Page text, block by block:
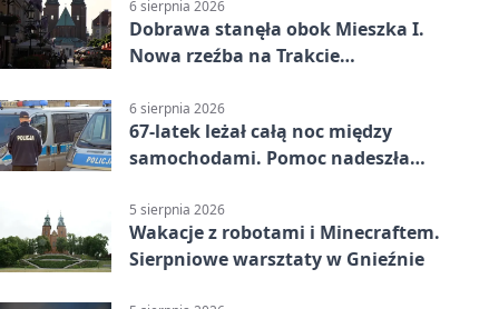
6 sierpnia 2026
Dobrawa stanęła obok Mieszka I.
Nowa rzeźba na Trakcie
6 sierpnia 2026
67-latek leżał całą noc między
samochodami. Pomoc nadeszła
5 sierpnia 2026
Wakacje z robotami i Minecraftem.
Sierpniowe warsztaty w Gnieźnie